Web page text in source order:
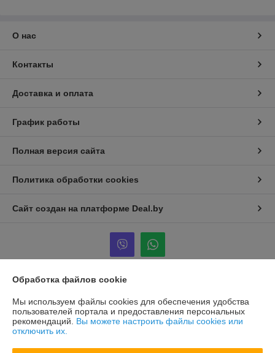
О нас
Контакты
Доставка и оплата
График работы
Полная версия сайта
Политика обработки cookies
Сайт создан на платформе Deal.by
Юридическое лицо:«СТМ Групп Опт»
Республика Беларусь, 220138, г. Минск, ул. Липковская, д.18
помещение 2
Регистрационный номер ЕГР: 193587470
Обработка файлов cookie
Мы используем файлы cookies для обеспечения удобства
пользователей портала и предоставления персональных
рекомендаций. Вы можете настроить файлы cookies или
отключить их.